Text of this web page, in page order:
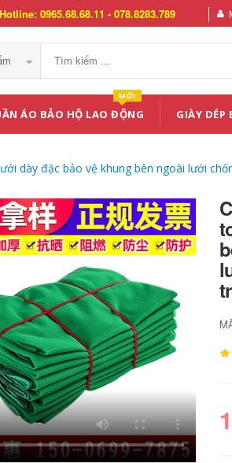
Hotline: 0965.68.68.11 - 078.8283.789
ÁO BẢO HỘ LAO ĐỘNG
MỚI
GIÀY DÉP
dày đặc bảo vệ khung bên ngoài lưới